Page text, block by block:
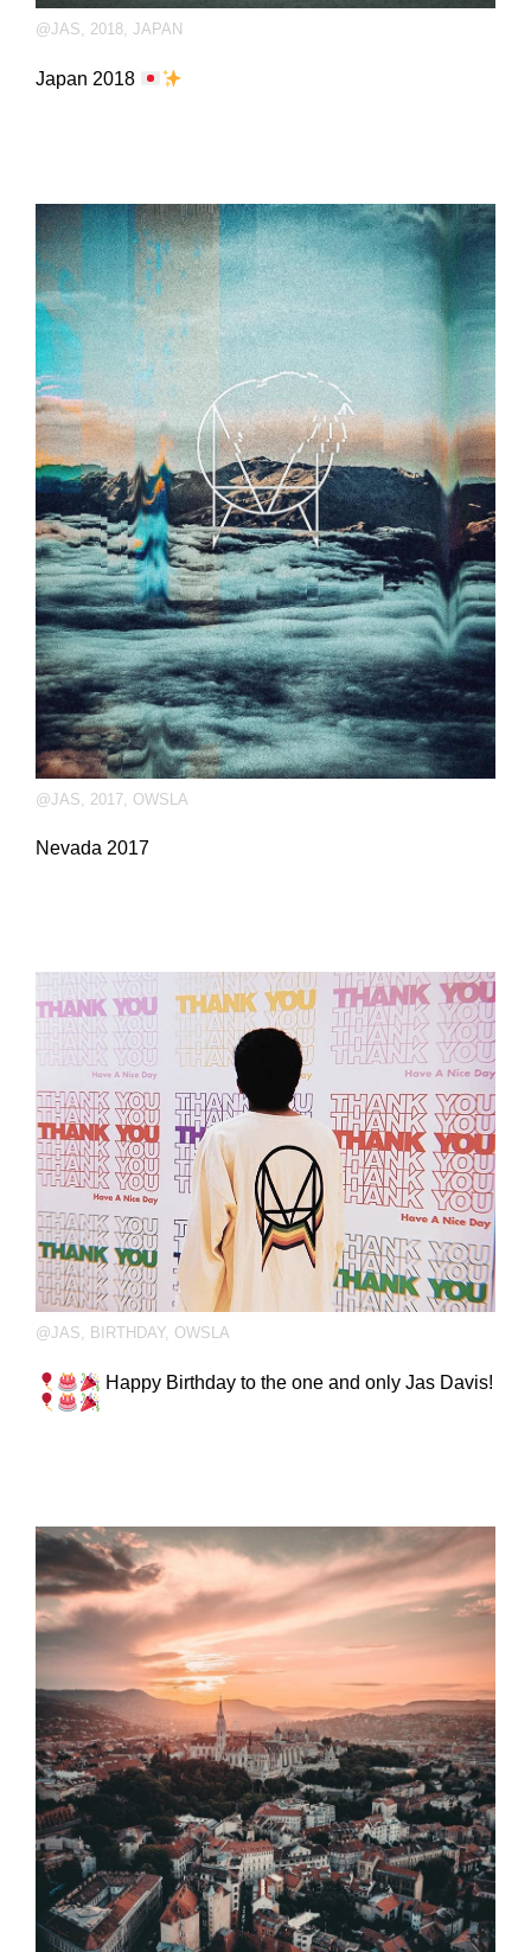
@JAS, 2018, JAPAN
Japan 2018
@JAS 2017 OWSLA
Nevada 2017
@JAS BIRTHDAY, OWSLA
Happy Birthday to the one and only Jas Davis!